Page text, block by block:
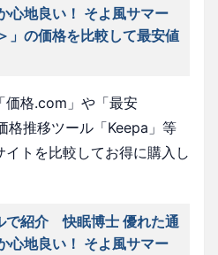
心地良い！ そよ風サマー
」の価格を比較して最安値
価格.com」や「最安
推移ツール「Keepa」等
トを比較してお得に購入し
で紹介 快眠博士 優れた通
心地良い！ そよ風サマー